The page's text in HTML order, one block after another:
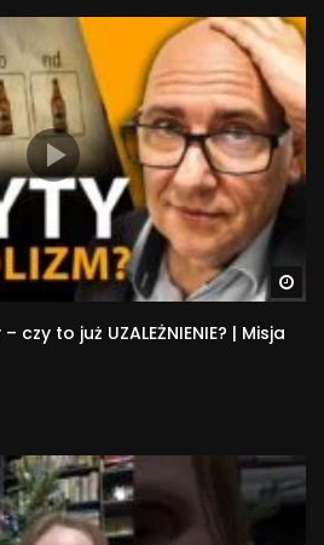
to już UZALEŻNIENIE? | Misja